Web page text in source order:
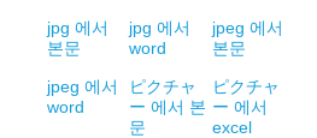
jpg 에서
본문
jpg 에서
word
jpeg 에서
본문
jpeg 에서
word
ピクチャ
ー 에서 본
문
ピクチャ
ー 에서
excel